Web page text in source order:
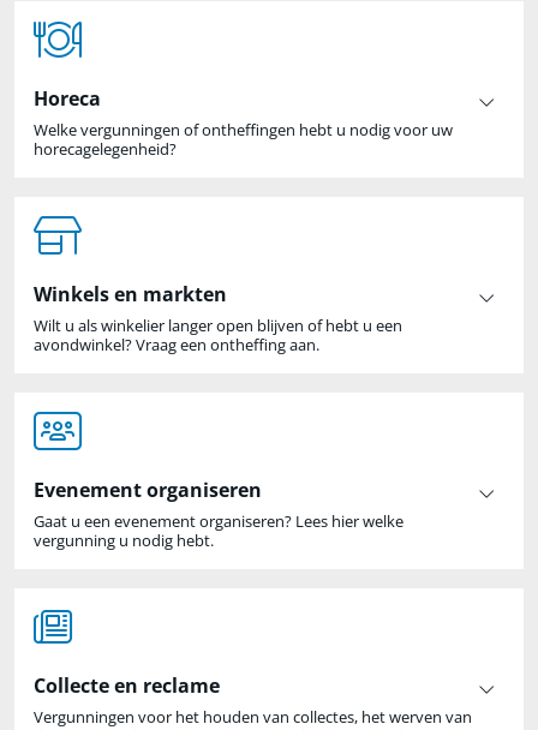
Horeca
Welke vergunningen of ontheffingen hebt u nodig voor uw
horecagelegenheid?
Winkels en markten
Wilt u als winkelier langer open blijven of hebt u een
avondwinkel? Vraag een ontheffing aan.
Evenement organiseren
Gaat u een evenement organiseren? Lees hier welke
vergunning u nodig hebt.
Collecte en reclame
Vergunningen voor het houden van collectes, het werven van